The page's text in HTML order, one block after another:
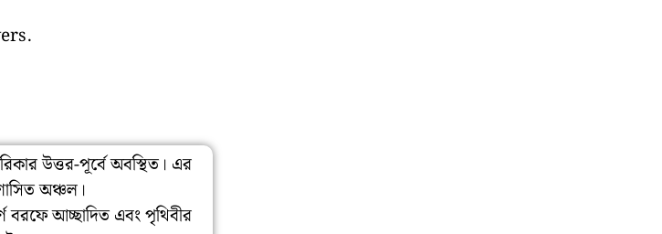
উত্তর-পূর্বে অবস্থিত। এর
অঞ্চল।
বরফে আচ্ছাদিত এবং পৃথিবীর